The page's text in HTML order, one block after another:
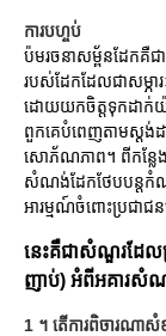
ការបហ្ចប់
ប៉មរចនាសម្ព័នដែកគឺ
របស់ដែកដែលជាសម្ភ
ដោយយកចិត្តទុកដាក់យ៉ា
ពួកគេបំពេញតាមស្តង់ដ
សោភ័ណភាព។ ពីកន្លែង
សំណង់ដែកថែបបន្តកំណ
អារម្មណ៍ចំពោះប្រជា
នេះគឺជាសំណួរដែ
ញាប់) អំពីអគារសំ
1 ។ តើការពិចារណាសំ